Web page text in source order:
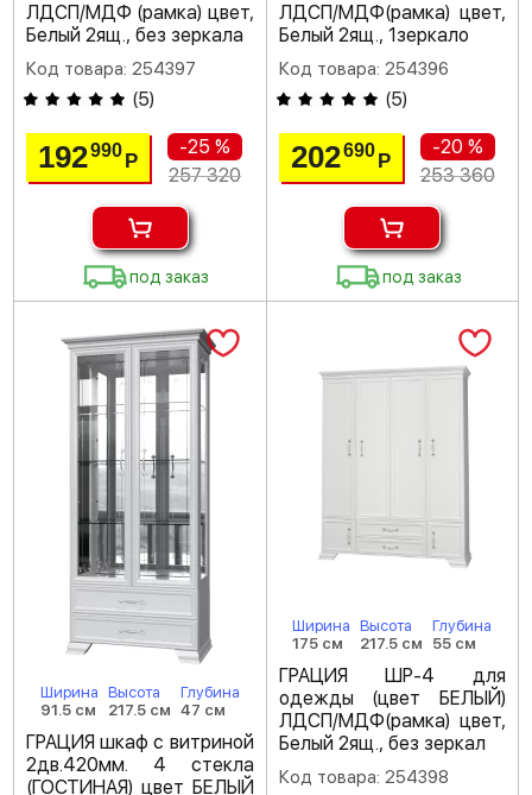
ЛДСП/МДФ (рамка) цвет,
Белый 2ящ., без зеркала
Код товара: 254397
(5)
192990Р
-25 %
257 320
под заказ
ЛДСП/МДФ(рамка) цвет,
Белый 2ящ., 1зеркало
Код товара: 254396
(5)
202690 Р
-20 %
253 360
под заказ
Ширина
91.5 см
Высота
217.5 см
Глубина
47 см
ГРАЦИЯ шкаф с витриной
2дв.420мм. 4 стекла
(ГОСТИНАЯ) цвет БЕЛЫЙ
Ширина
175 см
Высота
217.5 см
Глубина
55 см
ГРАЦИЯ ШР-4 для
одежды (цвет БЕЛЫЙ)
ЛДСП/МДФ(рамка) цвет,
Белый 2ящ., без зеркал
Код товара: 254398